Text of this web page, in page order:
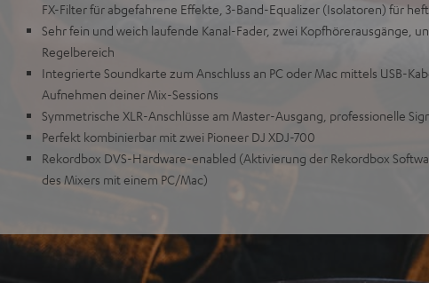
FX-Filter für abgefahrene Effekte, 3-Band-Equalizer (Isolatoren) für
Sehr fein und weich laufende Kanal-Fader, zwei Kopfhörerausgänge,
Regelbereich
Integrierte Soundkarte zum Anschluss an PC oder Mac mittels USB-
Aufnehmen deiner Mix-Sessions
Symmetrische XLR-Anschlüsse am Master-Ausgang, professionelle
Perfekt kombinierbar mit zwei Pioneer DJ XDJ-700
Rekordbox DVS-Hardware-enabled (Aktivierung der Rekordbox
des Mixers mit einem PC/Mac)